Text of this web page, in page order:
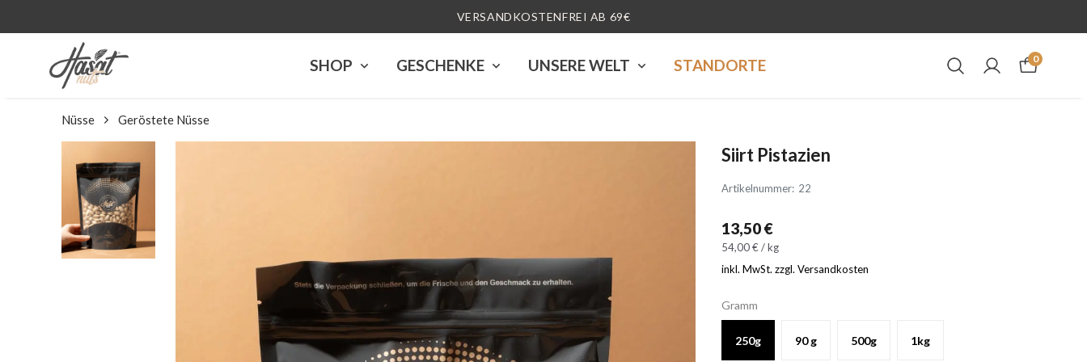
SHOP GESCHENKE UNSERE WELT STANDORTE 0
Nüsse Geröstete Nüsse
Siirt Pistazien
Artikelnummer: 22
13,50 €
54,00 € / kg
inkl. MwSt. zzgl. Versandkosten
Gramm
250g 90 g 500g 1kg